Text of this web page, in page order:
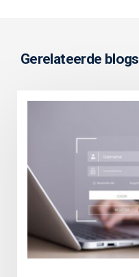
Gerelateerde blogs